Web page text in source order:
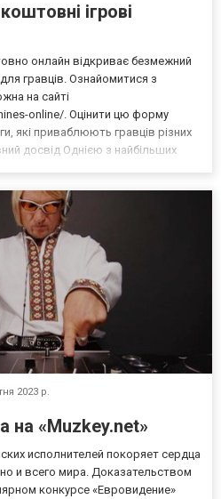
ігрові
онлайн відкриває безмежний
гравців. Ознайомитися з
на сайті
online/. Оцінити цю форму
які приваблюють гравців різних
досвід Однією з найбільших
2023 р.
на «Muzkey.net»
исполнителей покоряет сердца
и всего мира. Доказательством
конкурсе «Евровидение»